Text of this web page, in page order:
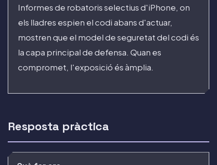
Informes de robatoris selectius d'iPhone, on
els lladres espien el codi abans d'actuar,
mostren que el model de seguretat del codi és
la capa principal de defensa. Quan es
compromet, l'exposició és àmplia.
Resposta pràctica